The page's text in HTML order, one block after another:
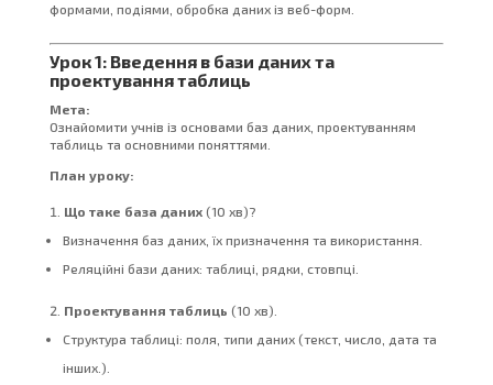
формами, подіями, обробка даних із веб-форм.
Урок 1: Введення в бази даних та
проектування таблиць
Мета:
Ознайомити учнів із основами баз даних, проектуванням
таблиць та основними поняттями.
План уроку:
Що таке база даних(10 хв)?
Визначення баз даних, їх призначення та використання.
Реляційні бази даних: таблиці, рядки, стовпці.
Проектування таблиць (10 хв).
Структура таблиці: поля, типи даних (текст, число, дата та
інших.).